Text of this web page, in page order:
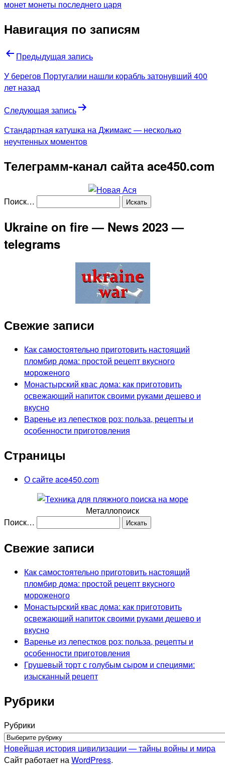
монет монеты последнего царя
Навигация по записям
Предыдущая запись
У берегов Португалии нашли корабль затонувший 400
лет назад
Следующая запись
Стандартная катушка на Джимакс — несколько
неучтенных моментов
Телеграмм-канал сайта ace450.com
Поиск…
Ukraine on fire — News 2023 —
telegrams
Свежие записи
Как самостоятельно приготовить настоящий
пломбир дома: простой рецепт вкусного
мороженого
Монастырский квас дома: как приготовить
освежающий напиток своими руками дешево и
вкусно
Варенье из лепестков роз: польза, рецепты и
особенности приготовления
Страницы
О сайте ace450.com
Металлопоиск
Поиск…
Свежие записи
Как самостоятельно приготовить настоящий
пломбир дома: простой рецепт вкусного
мороженого
Монастырский квас дома: как приготовить
освежающий напиток своими руками дешево и
вкусно
Варенье из лепестков роз: польза, рецепты и
особенности приготовления
Грушевый торт с голубым сыром и специями:
изысканный рецепт
Рубрики
Рубрики
Новейшая история цивилизации — тайны войны и мира
Сайт работает на WordPress.